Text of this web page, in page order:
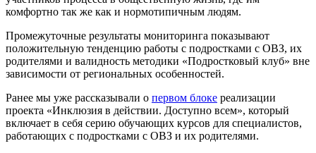
комфортно так же как и нормотипичным людям.
Промежуточные результаты мониторинга показывают
положительную тенденцию работы с подростками с ОВЗ, их
родителями и валидность методики «Подростковый клуб» вне
зависимости от региональных особенностей.
Ранее мы уже рассказывали о первом блоке реализации
проекта «Инклюзия в действии. Доступно всем», который
включает в себя серию обучающих курсов для специалистов,
работающих с подростками с ОВЗ и их родителями.